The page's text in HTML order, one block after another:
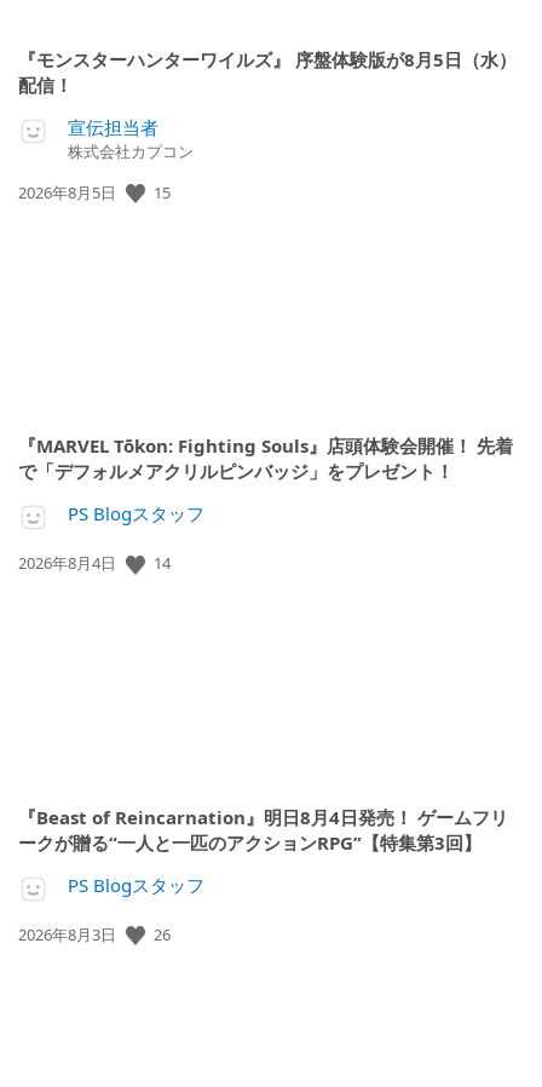
『モンスターハンターワイルズ』 序盤体験版が8月5日（水）
配信！
宣伝担当者
株式会社カプコン
公
2026年8月5日 15
『MARVEL Tōkon: Fighting Souls』店頭体験会開催！ 先着
で「デフォルメアクリルピンバッジ」をプレゼント！
PS Blogスタッフ
公
2026年8月4日 14
『Beast of Reincarnation』明日8月4日発売！ ゲームフリ
ークが贈る“一人と一匹のアクションRPG”【特集第3回】
PS Blogスタッフ
公
2026年8月3日 26